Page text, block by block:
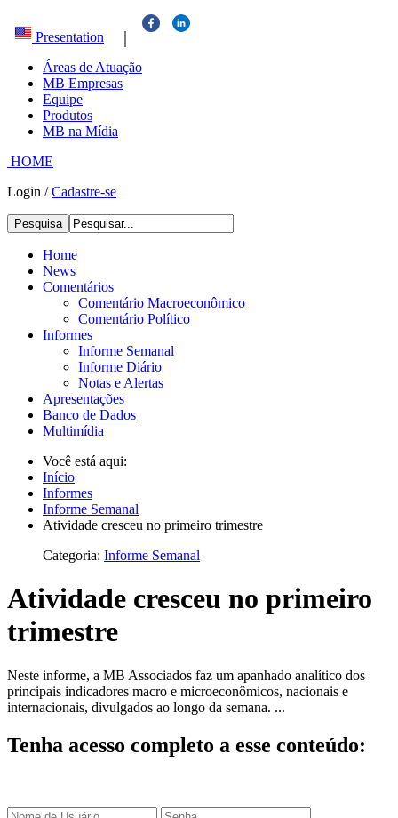
Presentation |
Áreas de Atuação
MB Empresas
Equipe
Produtos
MB na Mídia
HOME
Login /Cadastre-se
Pesquisa
Home
News
Comentários
Comentário Macroeconômico
Comentário Político
Informes
Informe Semanal
Informe Diário
Notas e Alertas
Apresentações
Banco de Dados
Multimídia
Você está aqui:
Início
Informes
Informe Semanal
Atividade cresceu no primeiro trimestre
Categoria: Informe Semanal
Atividade cresceu no primeiro
trimestre
Neste informe, a MB Associados faz um apanhado analítico dos
principais indicadores macro e microeconômicos, nacionais e
internacionais, divulgados ao longo da semana. ...
Tenha acesso completo a esse conteúdo: